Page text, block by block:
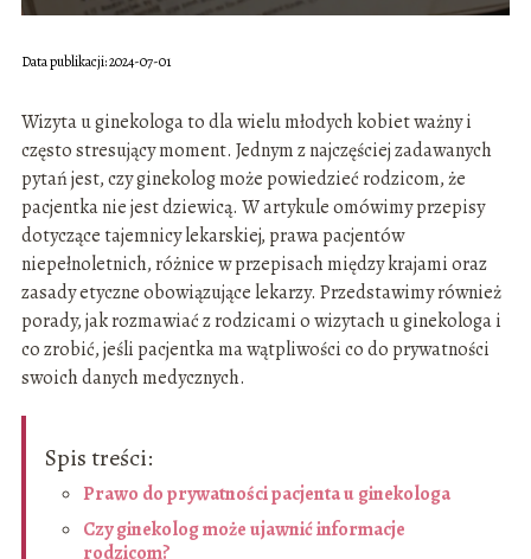
Data publikacji: 2024-07-01
Wizyta u ginekologa to dla wielu młodych kobiet ważny i
często stresujący moment. Jednym z najczęściej zadawanych
pytań jest, czy ginekolog może powiedzieć rodzicom, że
pacjentka nie jest dziewicą. W artykule omówimy przepisy
dotyczące tajemnicy lekarskiej, prawa pacjentów
niepełnoletnich, różnice w przepisach między krajami oraz
zasady etyczne obowiązujące lekarzy. Przedstawimy również
porady, jak rozmawiać z rodzicami o wizytach u ginekologa i
co zrobić, jeśli pacjentka ma wątpliwości co do prywatności
swoich danych medycznych.
Spis treści:
Prawo do prywatności pacjenta u ginekologa
Czy ginekolog może ujawnić informacje
rodzicom?